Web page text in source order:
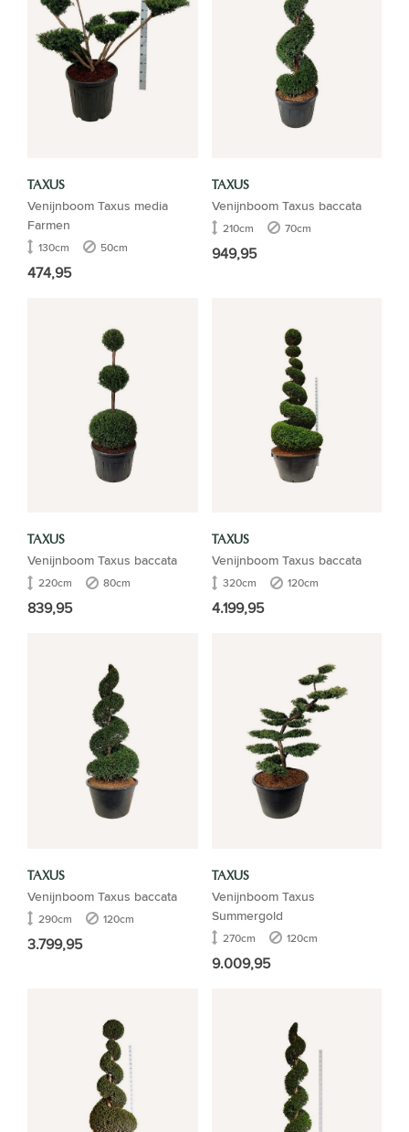
TAXUS
Venijnboom Taxus media
Farmen
130cm 50cm
474,95
TAXUS
Venijnboom Taxus baccata
210cm 70cm
949,95
TAXUS
Venijnboom Taxus baccata
220cm 80cm
839,95
TAXUS
Venijnboom Taxus baccata
320cm 120cm
4.199,95
TAXUS
Venijnboom Taxus baccata
290cm 120cm
3.799,95
TAXUS
Venijnboom Taxus
Summergold
270cm 120cm
9.009,95